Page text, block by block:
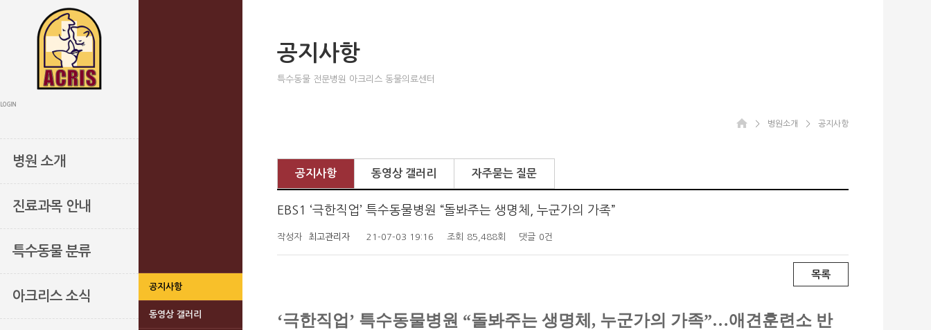
LOGIN
병원 소개
진료과목 안내
특수동물 분류
아크리스 소식
공지사항
동영상 갤러리
공지사항
특수동물 전문병원 아크리스 동물의료센터
＞ 병원소개 ＞ 공지사항
공지사항 동영상 갤러리 자주묻는 질문
EBS1 ‘극한직업’ 특수동물병원 “돌봐주는 생명체, 누군가의 가족”
작성자 최고관리자 21-07-03 19:16 조회 85,488회 댓글 0건
목록
‘극한직업’ 특수동물병원 “돌봐주는 생명체, 누군가의 가족”…애견훈련소 반